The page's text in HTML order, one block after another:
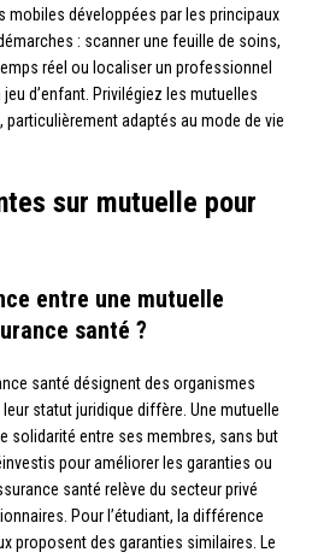
mobiles développées par les principaux
: scanner une feuille de soins,
réel ou localiser un professionnel
d’enfant. Privilégiez les mutuelles
adaptés au mode de vie
sur mutuelle pour
entre une mutuelle
santé ?
santé désignent des organismes
statut juridique diffère. Une mutuelle
solidarité entre ses membres, sans but
pour améliorer les garanties ou
santé relève du secteur privé
Pour l’étudiant, la différence
proposent des garanties similaires. Le